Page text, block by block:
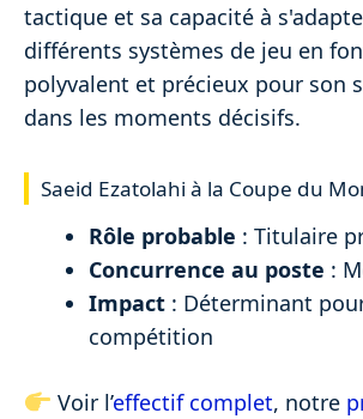
tactique et sa capacité à
différents systèmes de jeu en
polyvalent et précieux pour son
dans les moments décisifs.
Saeid Ezatolahi à la Coupe du
Rôle probable : Titulaire
Concurrence au poste :
Impact : Déterminant
compétition
Voir l’effectif complet, notre